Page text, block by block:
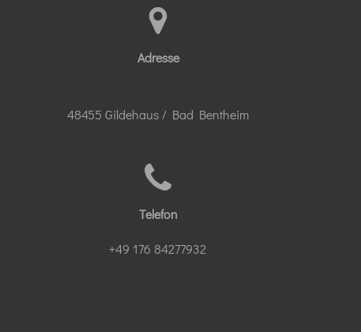
Adresse
48455 Gildehaus / Bad Bentheim
Telefon
+49 176 84277932